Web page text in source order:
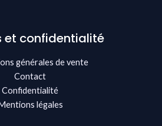
et confidentialité
générales de vente
Contact
Confidentialité
légales